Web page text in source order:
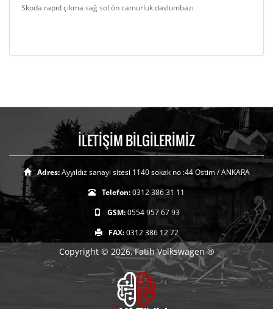
skoda rapıd çıkma sağ sol ön camurluk davlumbazı
İLETİŞİM BİLGİLERİMİZ
Adres:Ayyıldız sanayi sitesi 1140 sokak no :44 Ostim / ANKARA
Telefon:0312 386 31 11
GSM:0554 957 67 93
FAX:0312 386 12 72
Copyright © 2026, Fatih Volkswagen ®